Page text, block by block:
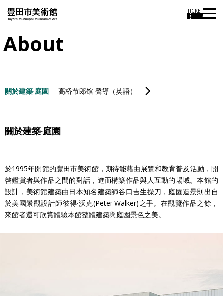
TICKET
About
關於建築‧庭園 高桥节郎馆 聲導（英語）
關於建築‧庭園
於1995年開館的豐田市美術館，期待能藉由展覽和教育普及活動，開
啓鑑賞者與作品之間的對話，進而構築作品與人互動的場域。本館的
設計，美術館建築由日本知名建築師谷口吉生操刀，庭園造景則出自
於美國景觀設計師彼得·沃克(Peter Walker)之手。在觀覽作品之餘，
來館者還可欣賞體驗本館整體建築與庭園景色之美。